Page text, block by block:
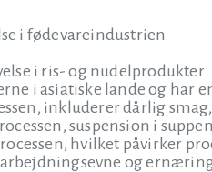
i fødevareindustrien
i ris- og nudelprodukter
i asiatiske lande og har
inkluderer dårlig
suspension i
hvilket påvirker
og